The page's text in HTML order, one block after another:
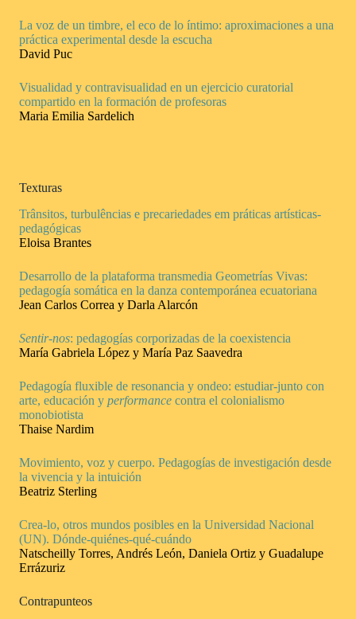
La voz de un timbre, el eco de lo íntimo: aproximaciones a una
práctica experimental desde la escucha
David Puc
Visualidad y contravisualidad en un ejercicio curatorial
compartido en la formación de profesoras
Maria Emilia Sardelich
Texturas
Trânsitos, turbulências e precariedades em práticas artísticas-
pedagógicas
Eloisa Brantes
Desarrollo de la plataforma transmedia Geometrías Vivas:
pedagogía somática en la danza contemporánea ecuatoriana
Jean Carlos Correa y Darla Alarcón
Sentir-nos: pedagogías corporizadas de la coexistencia
María Gabriela López y María Paz Saavedra
Pedagogía fluxible de resonancia y ondeo: estudiar-junto con
arte, educación y performance contra el colonialismo
monobiotista
Thaise Nardim
Movimiento, voz y cuerpo. Pedagogías de investigación desde
la vivencia y la intuición
Beatriz Sterling
Crea-lo, otros mundos posibles en la Universidad Nacional
(UN). Dónde-quiénes-qué-cuándo
Natscheilly Torres, Andrés León, Daniela Ortiz y Guadalupe
Errázuriz
Contrapunteos